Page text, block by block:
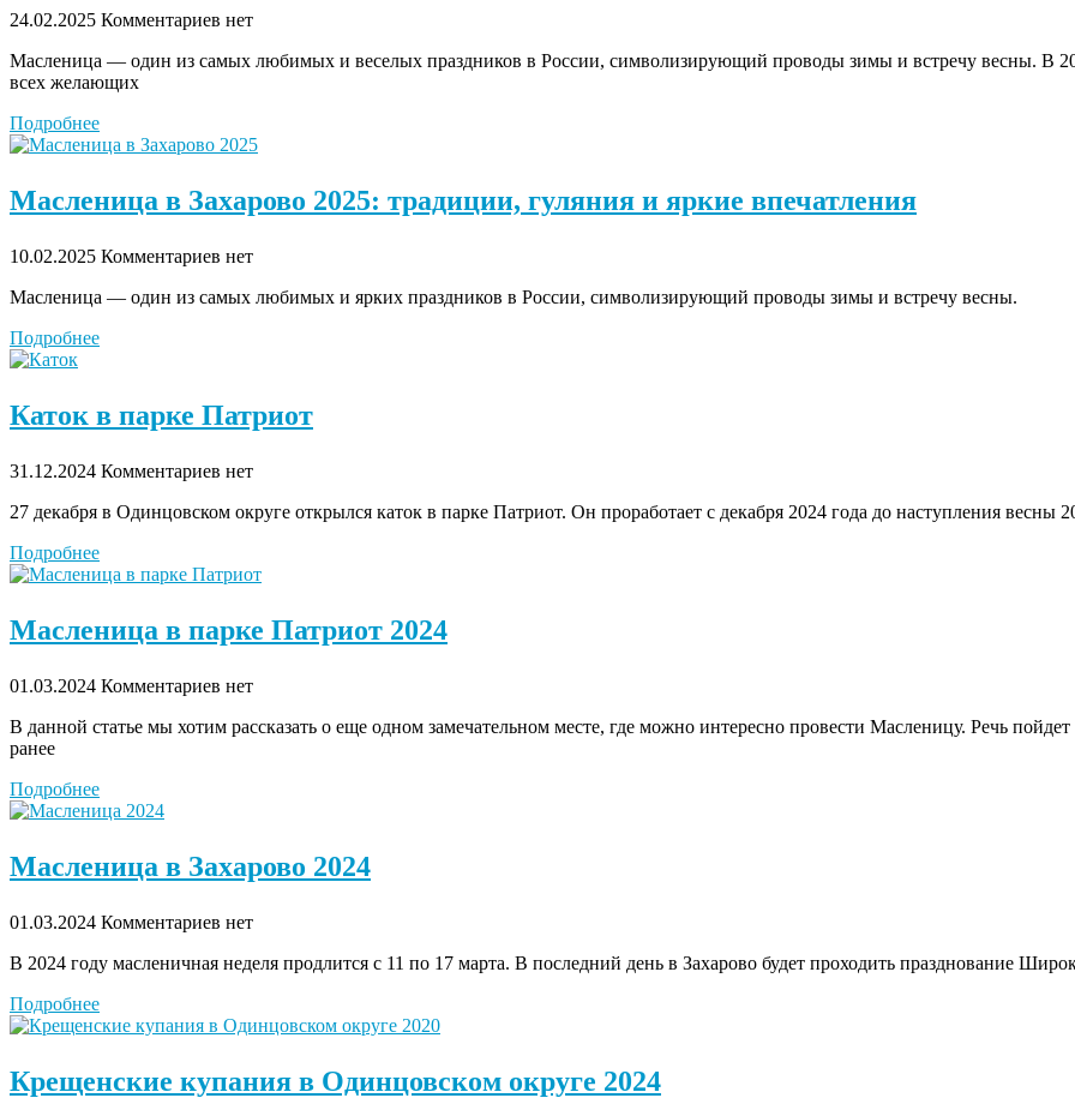
24.02.2025 Комментариев нет
Масленица — один из самых любимых и веселых праздников в России, символизирующий проводы зимы и встречу весны. В
всех желающих
Подробнее
Масленица в Захарово 2025: традиции, гуляния и яркие впечатления
10.02.2025 Комментариев нет
Масленица — один из самых любимых и ярких праздников в России, символизирующий проводы зимы и встречу весны.
Подробнее
Каток в парке Патриот
31.12.2024 Комментариев нет
27 декабря в Одинцовском округе открылся каток в парке Патриот. Он проработает с декабря 2024 года до наступления весны
Подробнее
Масленица в парке Патриот 2024
01.03.2024 Комментариев нет
В данной статье мы хотим рассказать о еще одном замечательном месте, где можно интересно провести Масленицу. Речь
ранее
Подробнее
Масленица в Захарово 2024
01.03.2024 Комментариев нет
В 2024 году масленичная неделя продлится с 11 по 17 марта. В последний день в Захарово будет проходить празднование
Подробнее
Крещенские купания в Одинцовском округе 2024